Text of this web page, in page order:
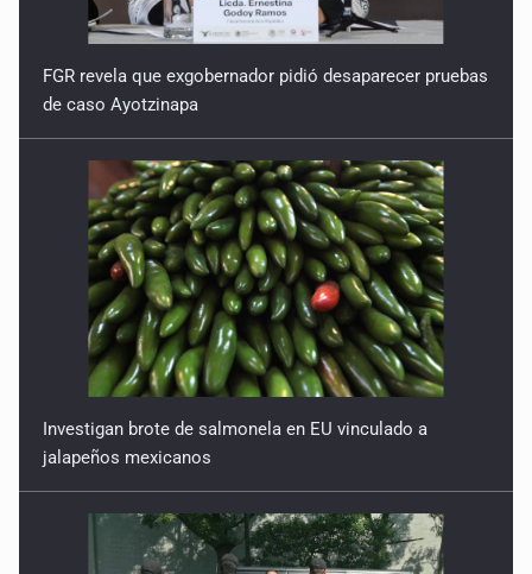
de caso Ayotzinapa
jalapeños mexicanos